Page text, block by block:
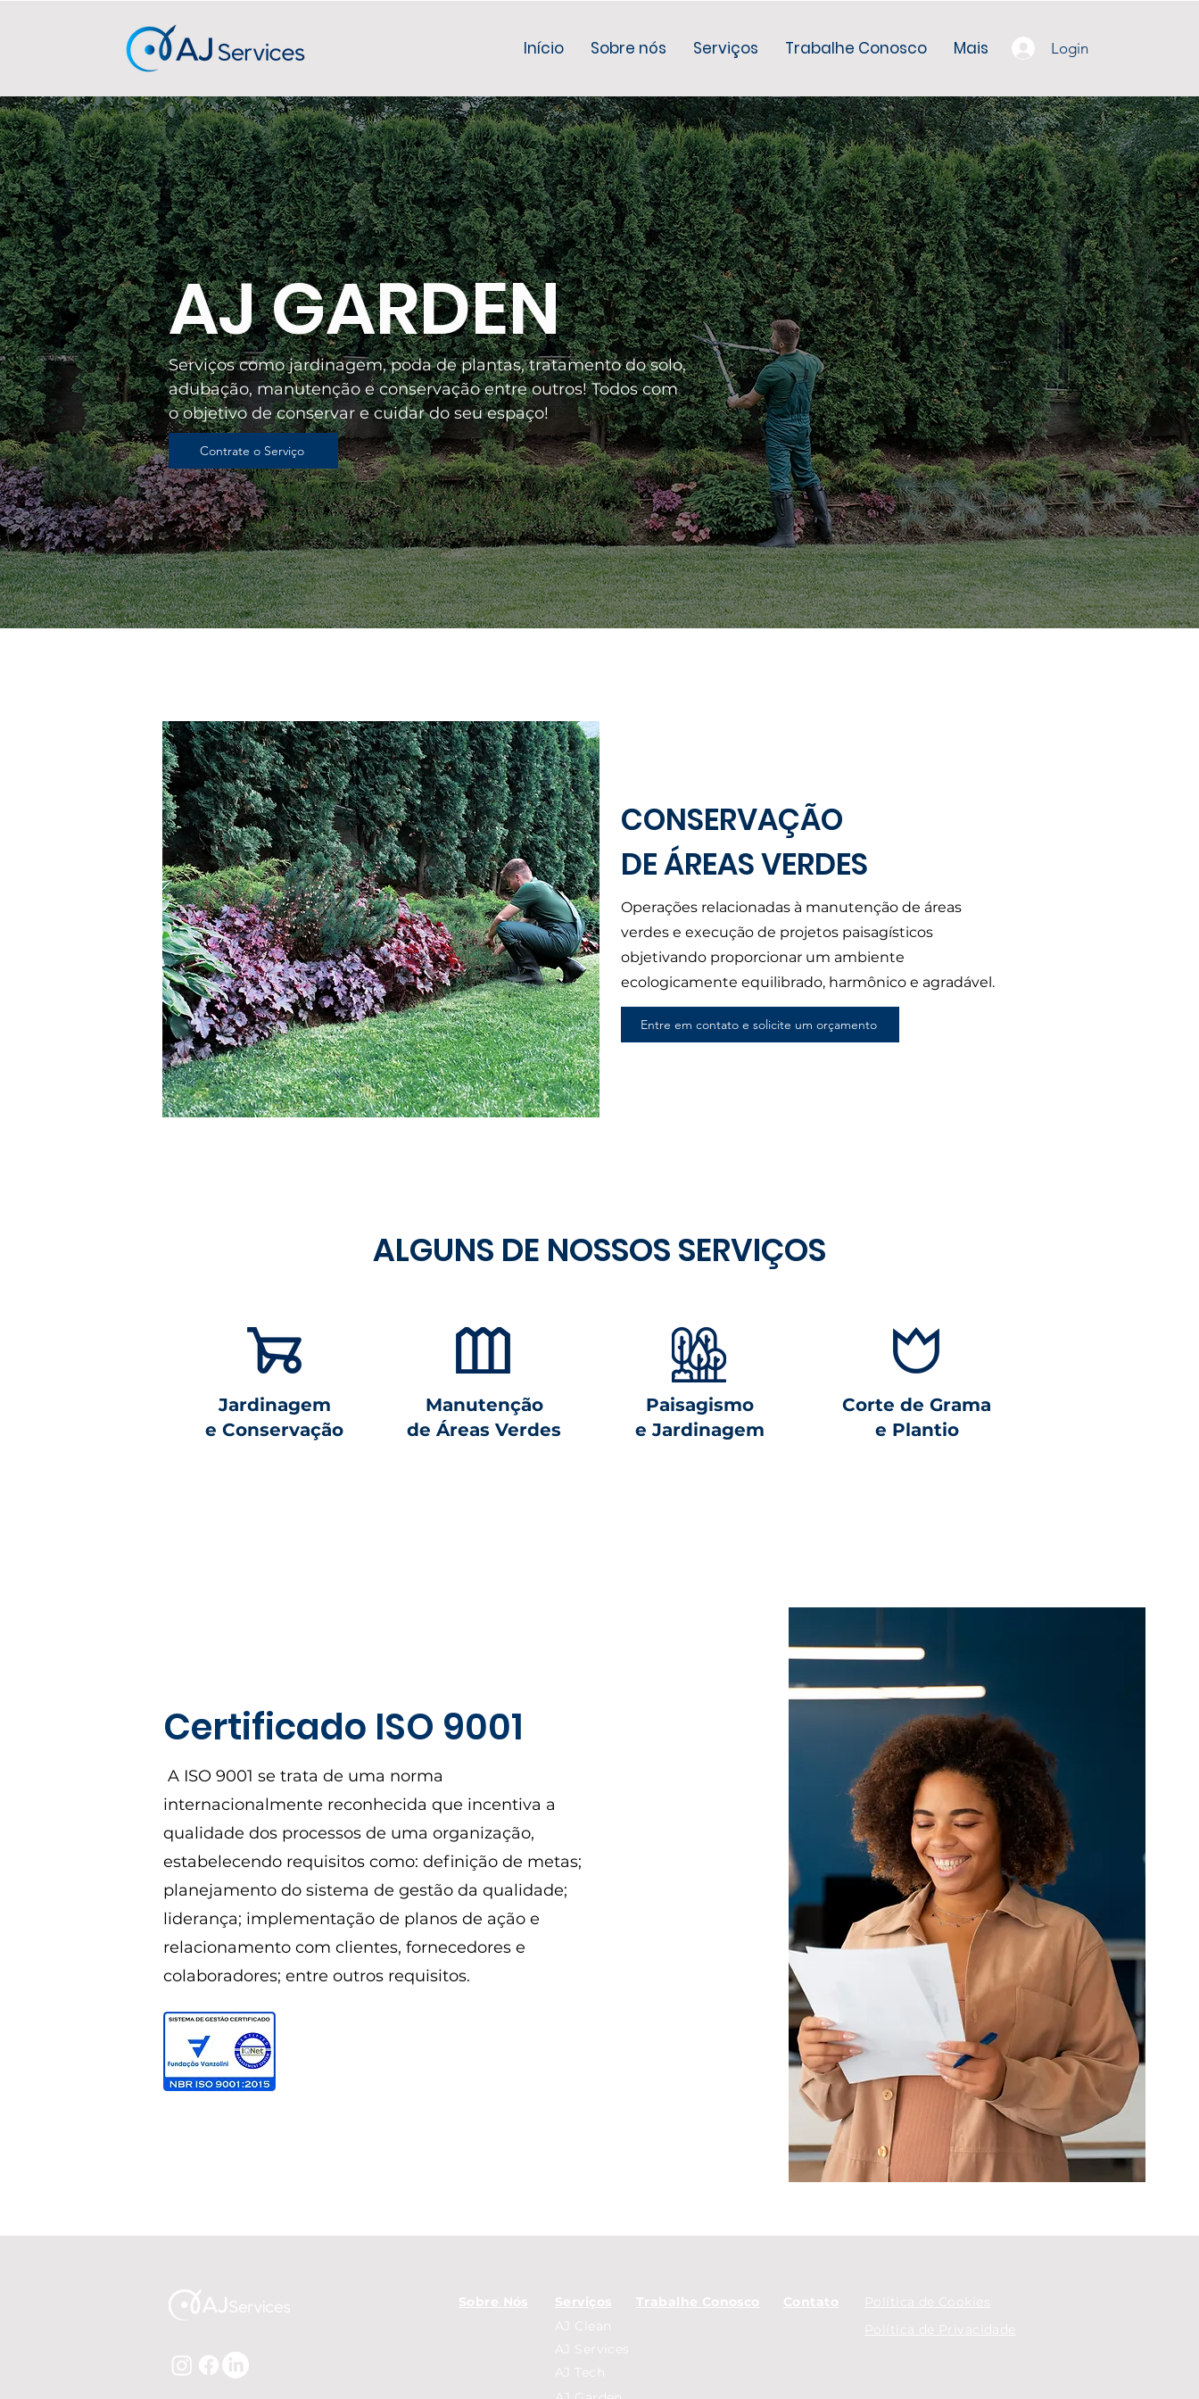
Início Sobre nós Serviços Trabalhe Conosco Mais Login
AJ GARDEN
Serviços como jardinagem, poda de plantas, tratamento do solo,
adubação, manutenção e conservação entre outros! Todos com
o objetivo de conservar e cuidar do seu espaço!
Contrate o Serviço
CONSERVAÇÃO
DE ÁREAS VERDES
Operações relacionadas à manutenção de áreas
verdes e execução de projetos paisagísticos
objetivando proporcionar um ambiente
ecologicamente equilibrado, harmônico e agradável.
Entre em contato e solicite um orçamento
ALGUNS DE NOSSOS SERVIÇOS
Jardinagem
e Conservação
Manutenção
de Áreas Verdes
Paisagismo
e Jardinagem
Corte de Grama
e Plantio
Certificado ISO 9001
A ISO 9001 se trata de uma norma
internacionalmente reconhecida que incentiva a
qualidade dos processos de uma organização,
estabelecendo requisitos como: definição de metas;
planejamento do sistema de gestão da qualidade;
liderança; implementação de planos de ação e
relacionamento com clientes, fornecedores e
colaboradores; entre outros requisitos.
Sobre Nós
Serviços
AJ Clean
AJ Services
Trabalhe Conosco Contato
Política de Cookies
Política de Privacidade